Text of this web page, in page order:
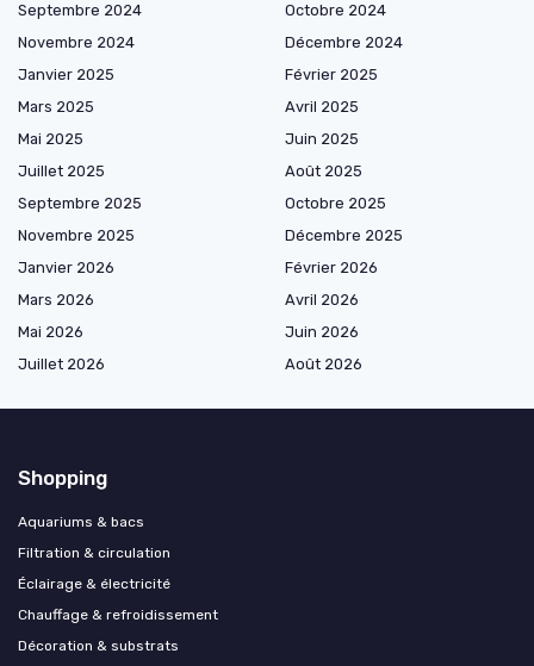
Septembre 2024
Octobre 2024
Novembre 2024
Décembre 2024
Janvier 2025
Février 2025
Mars 2025
Avril 2025
Mai 2025
Juin 2025
Juillet 2025
Août 2025
Septembre 2025
Octobre 2025
Novembre 2025
Décembre 2025
Janvier 2026
Février 2026
Mars 2026
Avril 2026
Mai 2026
Juin 2026
Juillet 2026
Août 2026
Shopping
Aquariums & bacs
Filtration & circulation
Éclairage & électricité
Chauffage & refroidissement
Décoration & substrats